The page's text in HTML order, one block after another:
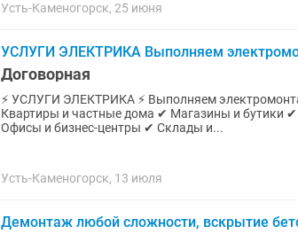
Усть-Каменогорск, 25 июня
УСЛУГИ ЭЛЕКТРИКА Выполняем
Договорная
⚡ УСЛУГИ ЭЛЕКТРИКА ⚡ Выполняем электромонтажные работы любой сложности: ✔
Квартиры и частные дома ✔ Магазины и бутики
Офисы и бизнес-центры ✔ Склады и...
Усть-Каменогорск, 13 июля
Демонтаж любой сложности, вскрытие